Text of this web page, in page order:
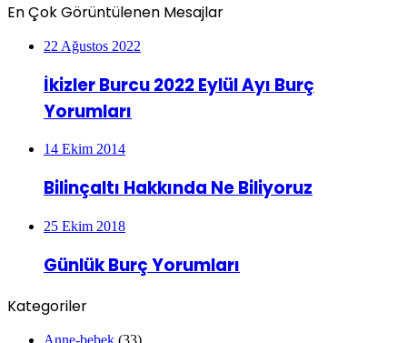
En Çok Görüntülenen Mesajlar
22 Ağustos 2022
İkizler Burcu 2022 Eylül Ayı Burç
Yorumları
14 Ekim 2014
Bilinçaltı Hakkında Ne Biliyoruz
25 Ekim 2018
Günlük Burç Yorumları
Kategoriler